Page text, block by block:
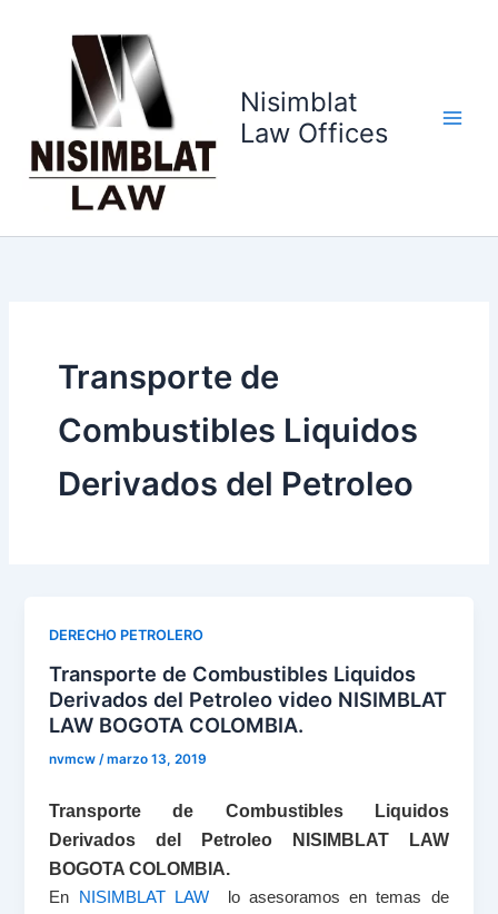
contenido
Nisimblat
Law Offices
Transporte de
Combustibles Liquidos
Derivados del Petroleo
DERECHO PETROLERO
Transporte de Combustibles Liquidos
Derivados del Petroleo video NISIMBLAT
LAW BOGOTA COLOMBIA.
nvmcw /marzo 13, 2019
Transporte de Combustibles Liquidos
Derivados del Petroleo NISIMBLAT LAW
BOGOTA COLOMBIA.
En NISIMBLAT LAW
lo asesoramos en temas de